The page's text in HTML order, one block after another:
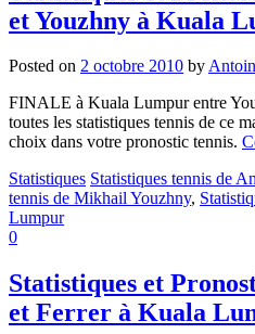
et Youzhny à Kuala
Posted on 2 octobre 2010 by
FINALE à Kuala Lumpur entre
toutes les statistiques tennis de ce
choix dans votre pronostic tennis.
Statistiques Statistiques tennis de
tennis de Mikhail Youzhny,
Lumpur
0
Statistiques et
et Ferrer à Kuala